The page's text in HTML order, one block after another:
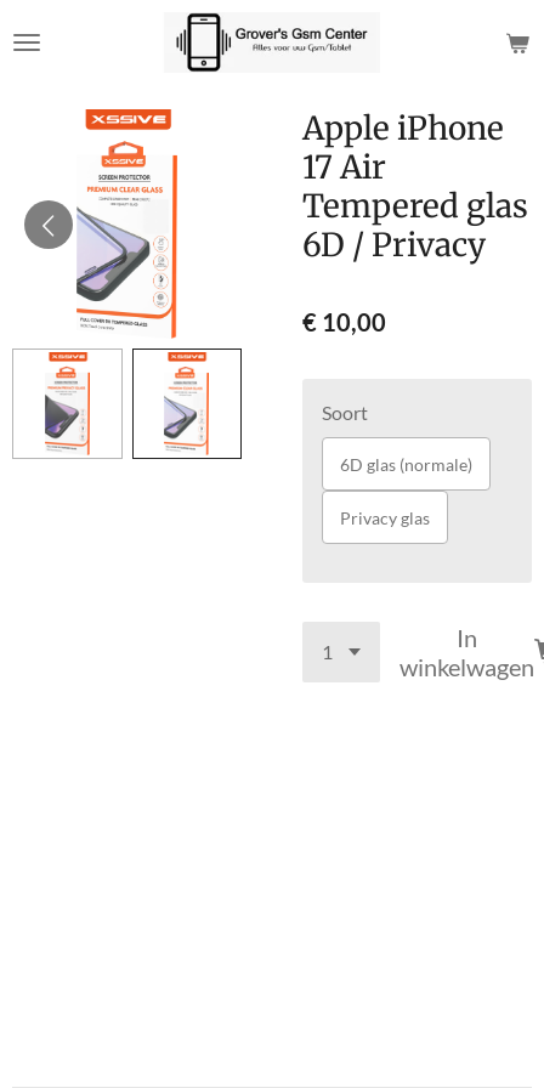
direct
hoofdinhoud
Apple iPhone
17 Air
Tempered glas
6D / Privacy
€ 10,00
Soort
6D glas (normale)
Privacy glas
In
winkelwagen